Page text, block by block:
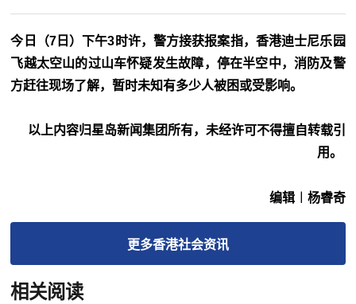
今日（7日）下午3时许，警方接获报案指，香港迪士尼乐园
飞越太空山的过山车怀疑发生故障，停在半空中，消防及警
方赶往现场了解，暂时未知有多少人被困或受影响。
以上内容归星岛新闻集团所有，未经许可不得擅自转载引
用。
编辑︱杨睿奇
更多香港社会资讯
相关阅读